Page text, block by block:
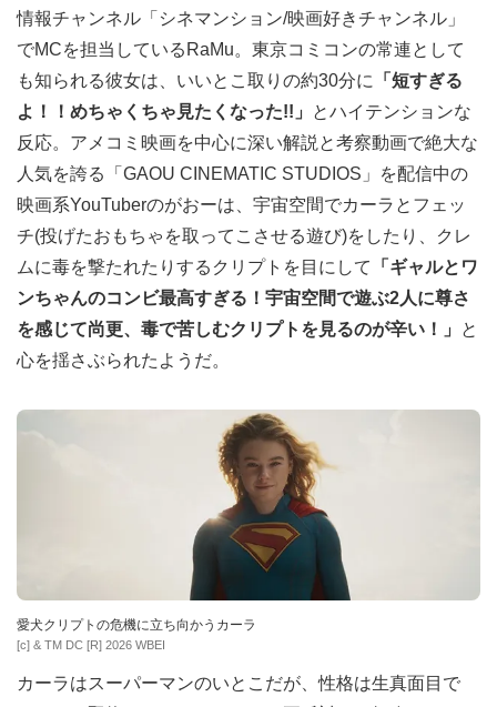
情報チャンネル「シネマンション/映画好きチャンネル」
でMCを担当しているRaMu。東京コミコンの常連として
も知られる彼女は、いいとこ取りの約30分に
「短すぎる
よ！！めちゃくちゃ見たくなった!!」
とハイテンションな
反応。アメコミ映画を中心に深い解説と考察動画で絶大な
人気を誇る「GAOU CINEMATIC STUDIOS」を配信中の
映画系YouTuberのがおーは、宇宙空間でカーラとフェッ
チ(投げたおもちゃを取ってこさせる遊び)をしたり、クレ
ムに毒を撃たれたりするクリプトを目にして
「ギャルとワ
ンちゃんのコンビ最高すぎる！宇宙空間で遊ぶ2人に尊さ
を感じて尚更、毒で苦しむクリプトを見るのが辛い！」
と
心を揺さぶられたようだ。
愛犬クリプトの危機に立ち向かうカーラ
[c] & TM DC [R] 2026 WBEI
カーラはスーパーマンのいとこだが、性格は生真面目で